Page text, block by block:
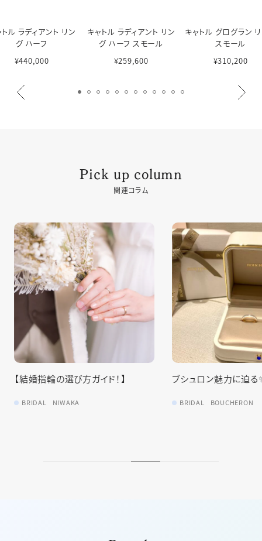
ル ラディアント リン
グ ハーフ
¥440,000
キャトル ラディアント リン
グ ハーフ スモール
¥259,600
キャトル グログラン
スモール
¥310,200
Pick up column
関連コラム
ブシュロン魅力に迫る✨💍
BRIDAL
60万円以